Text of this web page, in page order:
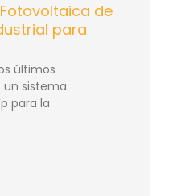
de
para
últimos
sistema
para la